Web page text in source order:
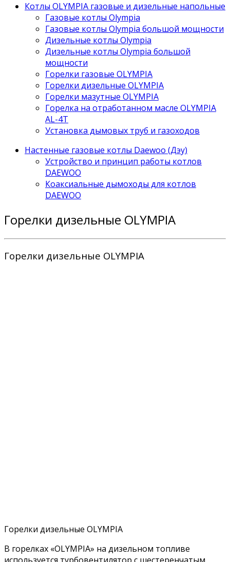
Котлы OLYMPIA газовые и дизельные напольные
Газовые котлы Olympia
Газовые котлы Olympia большой мощности
Дизельные котлы Olympia
Дизельные котлы Olympia большой
мощности
Горелки газовые OLYMPIA
Горелки дизельные OLYMPIA
Горелки мазутные OLYMPIA
Горелка на отработанном масле OLYMPIA
AL-4T
Установка дымовых труб и газоходов
Настенные газовые котлы Daewoo (Дэу)
Устройство и принцип работы котлов
DAEWOO
Коаксиальные дымоходы для котлов
DAEWOO
Горелки дизельные OLYMPIA
Горелки дизельные OLYMPIA
Горелки дизельные OLYMPIA
В горелках «OLYMPIA» на дизельном топливе